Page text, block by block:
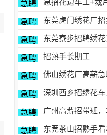
急聘 急招花边车工+裁
急聘 东莞虎门绣花厂
急聘 东莞寮步招聘绣花
急聘 招熟手长期工
急聘 佛山绣花厂高薪急
急聘 深圳西乡招绣花车
急聘 广州高薪招带班
急聘 东莞茶山招熟手